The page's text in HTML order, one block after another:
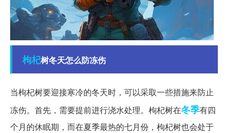
枸杞树冬天怎么防冻伤
当枸杞树要迎接寒冷的冬天时，可以采取一些措施来防止
冻伤。首先，需要提前进行浇水处理。枸杞树在冬季有四
个月的休眠期，而在夏季最热的七月份，枸杞树也会处于